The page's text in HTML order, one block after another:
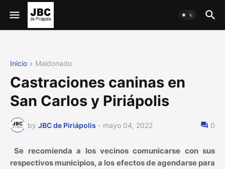
Inicio Maldonado
Castraciones caninas en
San Carlos y Piriápolis
by JBC de Piriápolis - mayo 04, 2022 0
Se recomienda a los vecinos comunicarse con sus
respectivos municipios, a los efectos de agendarse para